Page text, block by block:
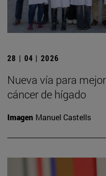
28 | 04 | 2026
Nueva vía para
cáncer de hígado
Imagen Manuel Castells